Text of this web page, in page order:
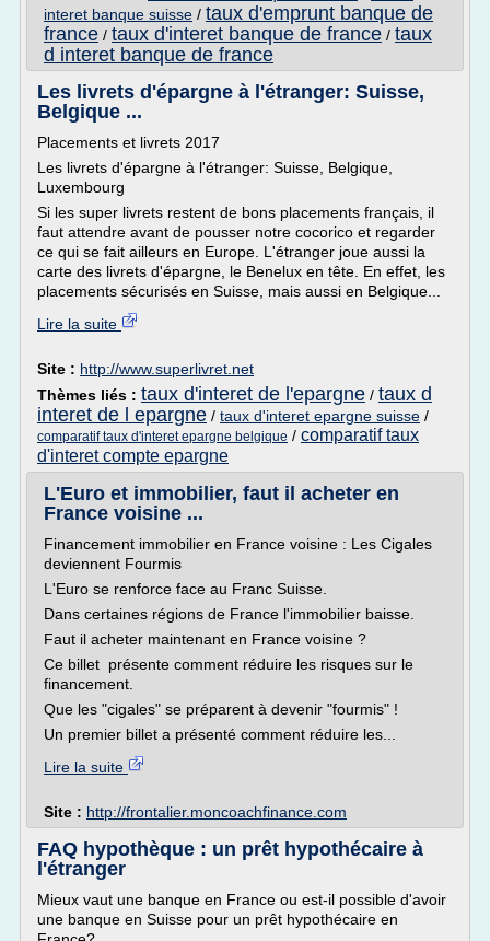
interet banque suisse / taux d'emprunt banque de
france / taux d'interet banque de france / taux
d interet banque de france
Les livrets d'épargne à l'étranger: Suisse,
Belgique ...
Placements et livrets 2017
Les livrets d'épargne à l'étranger: Suisse, Belgique,
Luxembourg
Si les super livrets restent de bons placements français, il
faut attendre avant de pousser notre cocorico et regarder
ce qui se fait ailleurs en Europe. L'étranger joue aussi la
carte des livrets d'épargne, le Benelux en tête. En effet, les
placements sécurisés en Suisse, mais aussi en Belgique...
Lire la suite
Site : http://www.superlivret.net
Thèmes liés : taux d'interet de l'epargne / taux d
interet de l epargne / taux d'interet epargne suisse /
comparatif taux d'interet epargne belgique / comparatif taux
d'interet compte epargne
L'Euro et immobilier, faut il acheter en
France voisine ...
Financement immobilier en France voisine : Les Cigales
deviennent Fourmis
L'Euro se renforce face au Franc Suisse.
Dans certaines régions de France l'immobilier baisse.
Faut il acheter maintenant en France voisine ?
Ce billet présente comment réduire les risques sur le
financement.
Que les "cigales" se préparent à devenir "fourmis" !
Un premier billet a présenté comment réduire les...
Lire la suite
Site : http://frontalier.moncoachfinance.com
FAQ hypothèque : un prêt hypothécaire à
l'étranger
Mieux vaut une banque en France ou est-il possible d'avoir
une banque en Suisse pour un prêt hypothécaire en